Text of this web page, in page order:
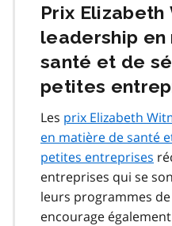
Prix
leadership
santé et de
petites
Les prix Elizabeth
en matière de santé
petites entreprises
entreprises qui se
leurs programmes
encourage